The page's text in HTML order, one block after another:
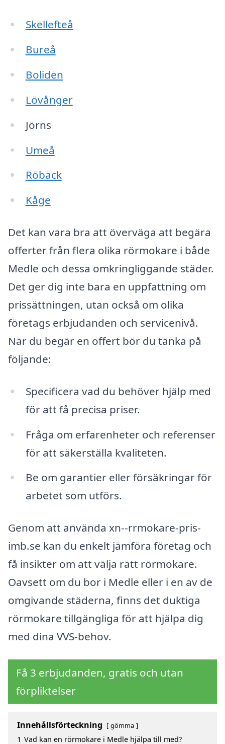
Skellefteå
Bureå
Boliden
Lövånger
Jörns
Umeå
Röbäck
Kåge
Det kan vara bra att överväga att begära
offerter från flera olika rörmokare i både
Medle och dessa omkringliggande städer.
Det ger dig inte bara en uppfattning om
prissättningen, utan också om olika
företags erbjudanden och servicenivå.
När du begär en offert bör du tänka på
följande:
Specificera vad du behöver hjälp med
för att få precisa priser.
Fråga om erfarenheter och referenser
för att säkerställa kvaliteten.
Be om garantier eller försäkringar för
arbetet som utförs.
Genom att använda xn--rrmokare-pris-
imb.se kan du enkelt jämföra företag och
få insikter om att välja rätt rörmokare.
Oavsett om du bor i Medle eller i en av de
omgivande städerna, finns det duktiga
rörmokare tillgängliga för att hjälpa dig
med dina VVS-behov.
Få 3 erbjudanden, gratis och utan
förpliktelser
Innehållsförteckning gömma
1 Vad kan en rörmokare i Medle hjälpa till med?